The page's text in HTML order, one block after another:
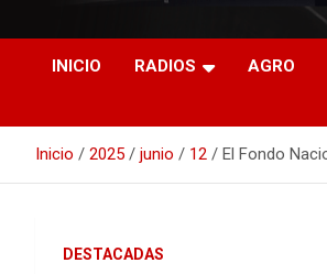
RO
INICIO RADIOS AGRO
Inicio 2025 junio 12 El Fondo
DESTACADAS